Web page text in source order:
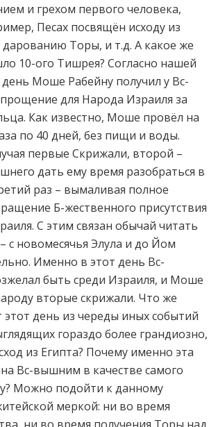
и грехом первого человека,
Песах посвящён исходу из
Торы, и т.д. А какое же
10-ого Тишрея? Согласно нашей
Моше Рабейну получил у Вс-
для Народа Израиля за
Как известно, Моше провёл на
по 40 дней, без пищи и воды.
первые Скрижали, второй –
дать ему время разобраться в
раз – вымаливая полное
Б-жественного присутствия
С этим связан обычай читать
с новомесячья Элула и до Йом
Именно в этот день Вс-
быть среди Израиля, и Моше
вторые скрижали. Что же
день из череды иных событий
гораздо более грандиозно,
из Египта? Почему именно эта
Вс-вышним в качестве самого
Можно подойти к данному
меркой: ни во время